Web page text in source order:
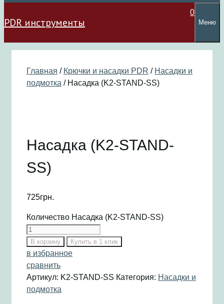
PDR инструменты
0
Меню
Главная / Крючки и насадки PDR / Насадки и
подмотка / Насадка (K2-STAND-SS)
Насадка (K2-STAND-
SS)
725грн.
Количество Насадка (K2-STAND-SS)
В корзину Купить в 1 клик
в избранное
сравнить
Артикул: K2-STAND-SS Категория: Насадки и
подмотка